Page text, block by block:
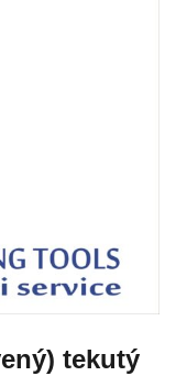
tekutý